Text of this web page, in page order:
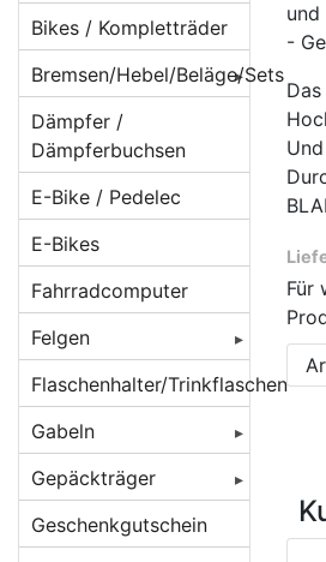
-
Für
Beleuchtung für
Batteriebetrieb
Beleuchtung für
Dynamobetrieb
Beleuchtung für
E-Bikes/ Pedelec
Lampenhalter /
Rücklichthalter
Lichtkabel /
Stecker /
Verbinder
Reflektoren /
Reflex-Sticker
Seitenläufer-
Dynamos
Bikes / Kompletträder
Bremsen/Hebel/Beläge/Sets
BMX Bremsen
Bremsbeläge
Beläge für
Brakes
Beläge für
Felgenbremsen
Beläge für
Caliper/Zange
Beläge für
Scheibenbremsen
Bremsen
Bremsenzubehör/
Bremshebel
Bremsscheiben/Rotoren
Crossbremsen
Rennradbremsen
/ Zangenbremsen
Scheibenbremsadapter
Scheibenbremsen
Dämpfer /
Dämpferbuchsen
E-Bike / Pedelec
E-Bikes
Fahrradcomputer
Felgen
Felgen 16 Zoll
Felgen 20 Zoll
Felgen 22 Zoll
Felgen 24 Zoll
Flaschenhalter/Trinkflaschen
Gabeln
Federgabeln
DT Swiss
Starrgabeln
Gepäckträger
Gepäckträger
hinten
Geschenkgutschein